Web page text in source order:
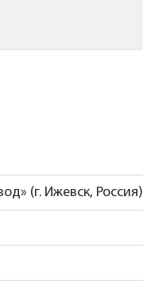
(г. Ижевск, Россия)